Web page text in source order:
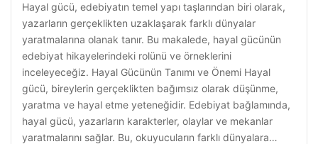
Hayal gücü, edebiyatın temel yapı taşlarından biri olarak,
yazarların gerçeklikten uzaklaşarak farklı dünyalar
yaratmalarına olanak tanır. Bu makalede, hayal gücünün
edebiyat hikayelerindeki rolünü ve örneklerini
inceleyeceğiz. Hayal Gücünün Tanımı ve Önemi Hayal
gücü, bireylerin gerçeklikten bağımsız olarak düşünme,
yaratma ve hayal etme yeteneğidir. Edebiyat bağlamında,
hayal gücü, yazarların karakterler, olaylar ve mekanlar
yaratmalarını sağlar. Bu, okuyucuların farklı dünyalara…